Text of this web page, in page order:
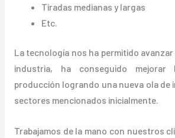
Tiradas medianas y largas
Etc.
La tecnología nos ha permitido
industria, ha conseguido
producción logrando una nueva ola de
sectores mencionados inicialmente.
Trabajamos de la mano con nuestros